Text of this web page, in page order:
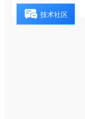
技术社区